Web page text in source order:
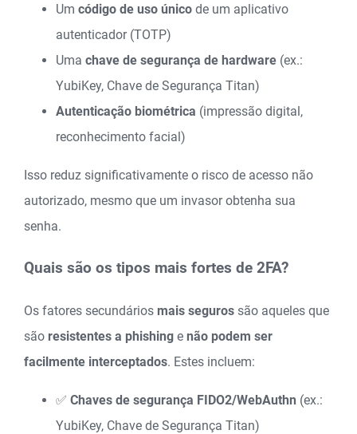
Um código de uso único de um aplicativo
autenticador (TOTP)
Uma chave de segurança de hardware (ex.:
YubiKey, Chave de Segurança Titan)
Autenticação biométrica (impressão digital,
reconhecimento facial)
Isso reduz significativamente o risco de acesso não
autorizado, mesmo que um invasor obtenha sua
senha.
Quais são os tipos mais fortes de 2FA?
Os fatores secundários mais seguros são aqueles que
são resistentes a phishing e não podem ser
facilmente interceptados. Estes incluem:
✅ Chaves de segurança FIDO2/WebAuthn (ex.:
YubiKey, Chave de Segurança Titan)